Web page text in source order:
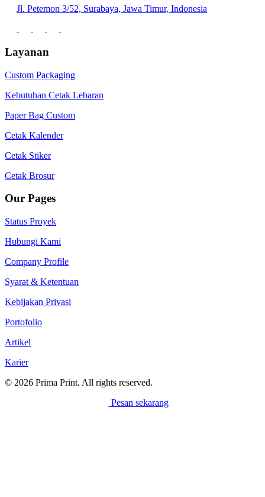
Jl. Petemon 3/52, Surabaya, Jawa Timur, Indonesia
Layanan
Custom Packaging
Kebutuhan Cetak Lebaran
Paper Bag Custom
Cetak Kalender
Cetak Stiker
Cetak Brosur
Our Pages
Status Proyek
Hubungi Kami
Company Profile
Syarat & Ketentuan
Kebijakan Privasi
Portofolio
Artikel
Karier
© 2026 Prima Print. All rights reserved.
Pesan sekarang